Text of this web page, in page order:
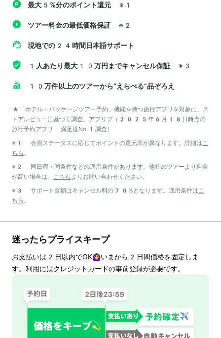
最大5%分のポイント還元 ※1
ツアー料金の最低価格保証 ※2
現地での24時間日本語サポート
1人あたり最大10万円までキャンセル保証 ※3
10万件以上のツアーから“えらべる”品ぞろえ
*「ホテル・パッケージツアー予約」機能を持つ旅行アプリを対象に、ス
トアレビューに基づく調査。アプリブ（2025年6月18日時点の
旅行予約アプリ 満足度No.1調査）
※1 会員ステータスに応じてポイントの還元率が異なります。詳細は こ
ちら 。
※2 同日程・同条件などの適用条件があります。他社のツアーより料金
が高い場合は、
こちら よりお問い合わせください。
※3 サポート金額はキャンセル料の70%となります。適用条件は こ
ちら 。
迷ったらプライスキープ
お支払いは 2 日以内でOK🙆‍♀️いまから 2 日間価格を固定しま
す。利用にはクレジットカードの事前登録が必要です。